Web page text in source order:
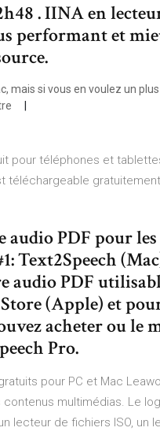
. IINA en
performant et
mais si vous en voulez un
pour téléphones et
téléchargeable
audio PDF pour
Text2Speech
audio PDF
(Apple) et
acheter ou le
Pro.
pour PC et Mac
multimédias. Le
lecteur de fichiers ISO, un